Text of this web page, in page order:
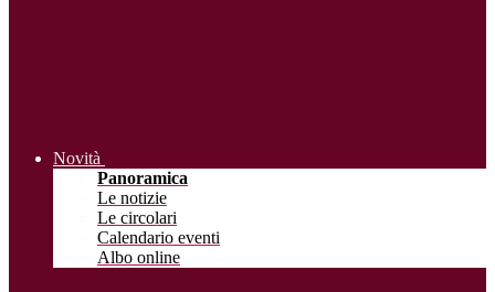
Novità
Panoramica
Le notizie
Le circolari
Calendario eventi
Albo online